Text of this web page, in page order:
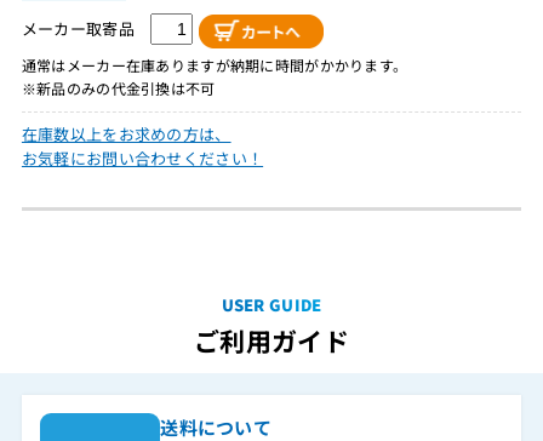
メーカー取寄品
通常はメーカー在庫ありますが納期に時間がかかります。
※新品のみの代金引換は不可
在庫数以上をお求めの方は、
お気軽にお問い合わせください！
USER GUIDE
ご利用ガイド
送料について